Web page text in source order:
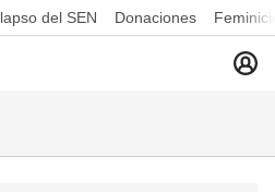
del SEN Donaciones